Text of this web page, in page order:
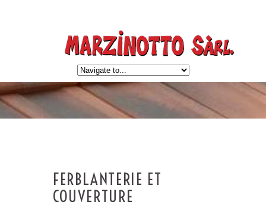
FERBLANTERIE ET
COUVERTURE